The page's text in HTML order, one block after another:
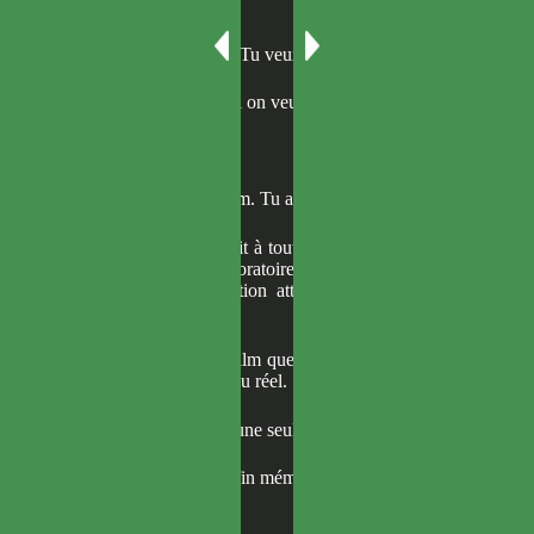
— …Tu es sérieux ? Tu veux qu’on affronte ça ?
— Il faut le vaincre si on veut sortir d’ici.
— On est dans un film. Tu as oublié ?
Un T-rex s’approchait à toute allure. Derrière lui,
on apercevait le laboratoire central de l’île. Un
hélicoptère d’évacuation attendait sur le toit du
C’était un film. Un film que le maître du Donjon
du Cinéma avait rendu réel.
Il n’existait donc qu’une seule issue possible.
— Donnons-lui une fin mémorable.